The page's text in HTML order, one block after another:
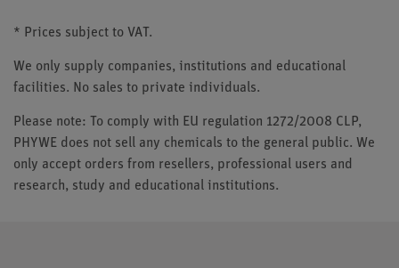
* Prices subject to VAT.
We only supply companies, institutions and educational
facilities. No sales to private individuals.
Please note: To comply with EU regulation 1272/2008 CLP,
PHYWE does not sell any chemicals to the general public. We
only accept orders from resellers, professional users and
research, study and educational institutions.